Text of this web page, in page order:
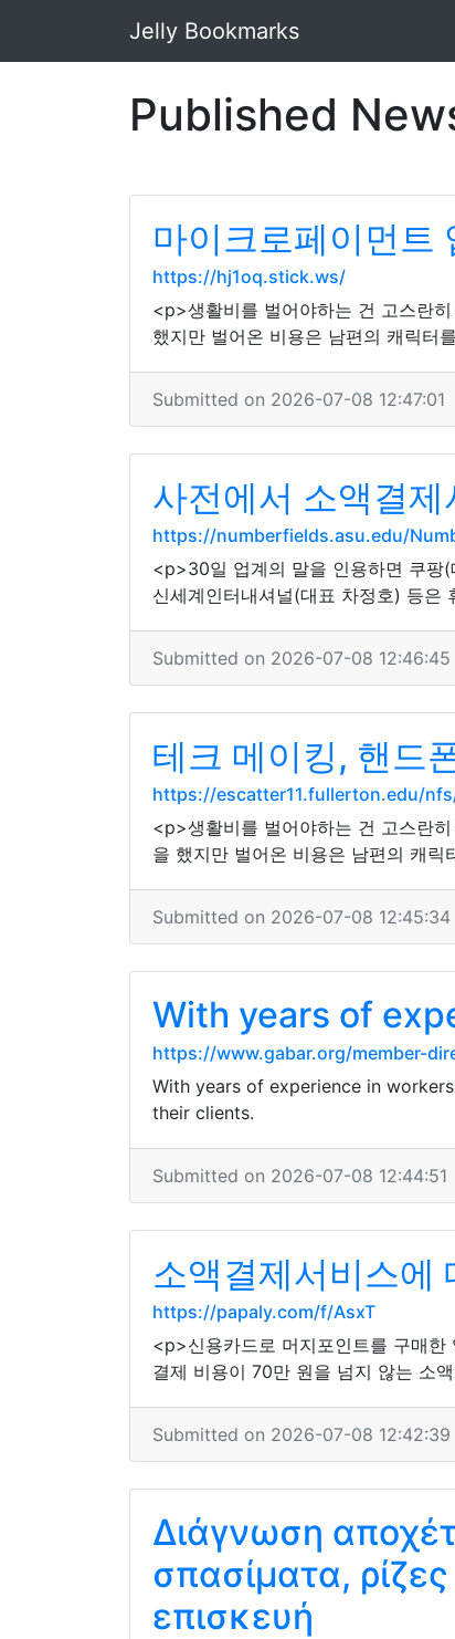
Jelly Bookmarks
Published
마이크로페이먼트
https://hj1oq.stick.ws/
<p>생활비를 벌어야하는 건 고스란
했지만 벌어온 비용은 남편의 캐릭터
Submitted on 2026-07-08 12:47:01
사전에서 소액결
https://numberfields.asu.edu/
<p>30일 업계의 말을 인용하면 쿠팡
신세계인터내셔널(대표 차정호) 등은
Submitted on 2026-07-08 12:46:45
테크 메이킹, 핸드
https://escatter11.fullerton.edu/
<p>생활비를 벌어야하는 건 고스란
을 했지만 벌어온 비용은 남편의 캐
Submitted on 2026-07-08 12:45:34
With years of
https://www.gabar.org/member-
With years of experience in
their clients.
Submitted on 2026-07-08 12:44:51
소액결제서비스에
https://papaly.com/f/AsxT
<p>신용카드로 머지포인트를 구매한
결제 비용이 70만 원을 넘지 않는 소
Submitted on 2026-07-08 12:42:39
Διάγνωση
σπασίματα,
επισκευή